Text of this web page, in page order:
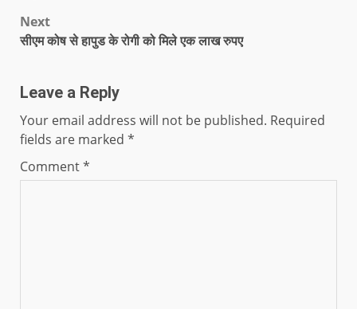
Next
सीएम कोष से हापुड के रोगी को मिले एक लाख रुपए
Leave a Reply
Your email address will not be published. Required
fields are marked *
Comment*